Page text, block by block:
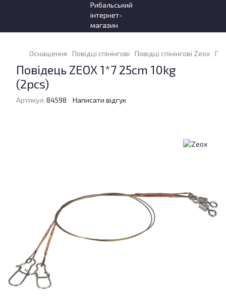
Оснащення Повідці спінінгові Повідці спінінгові Zeox
Повідець ZEOX 1*7 25cm 10kg
(2pcs)
Артикул: 84598 Написати відгук